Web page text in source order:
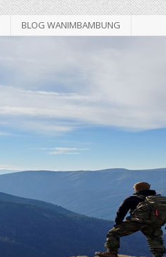
BLOG WANIMBAMBUNG